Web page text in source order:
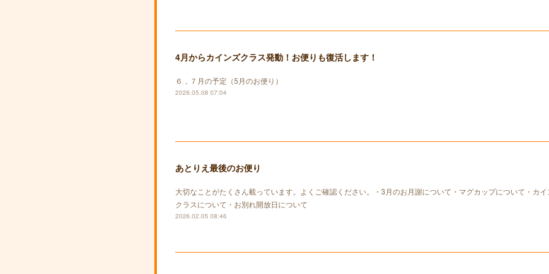
4月からカインズクラス発動！お便りも復活します！
６，７月の予定（5月のお便り）
2026.05.08 07:04
あとりえ最後のお便り
大切なことがたくさん載っています。よくご確認ください。・3月のお月謝について・マグカップについて・カ
クラスについて・お別れ開放日について
2026.02.05 08:46